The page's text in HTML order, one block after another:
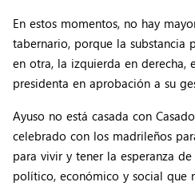
En estos momentos, no hay
tabernario, porque la substancia
en otra, la izquierda en
presidenta en aprobación a su
Ayuso no está casada con
celebrado con los madrileños
para vivir y tener la esperanza
político, económico y social que